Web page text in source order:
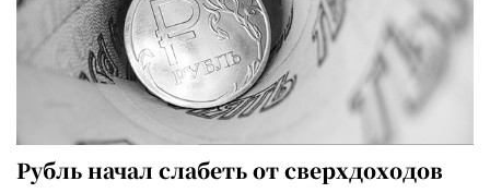
Рубль начал слабеть от сверхдоходов